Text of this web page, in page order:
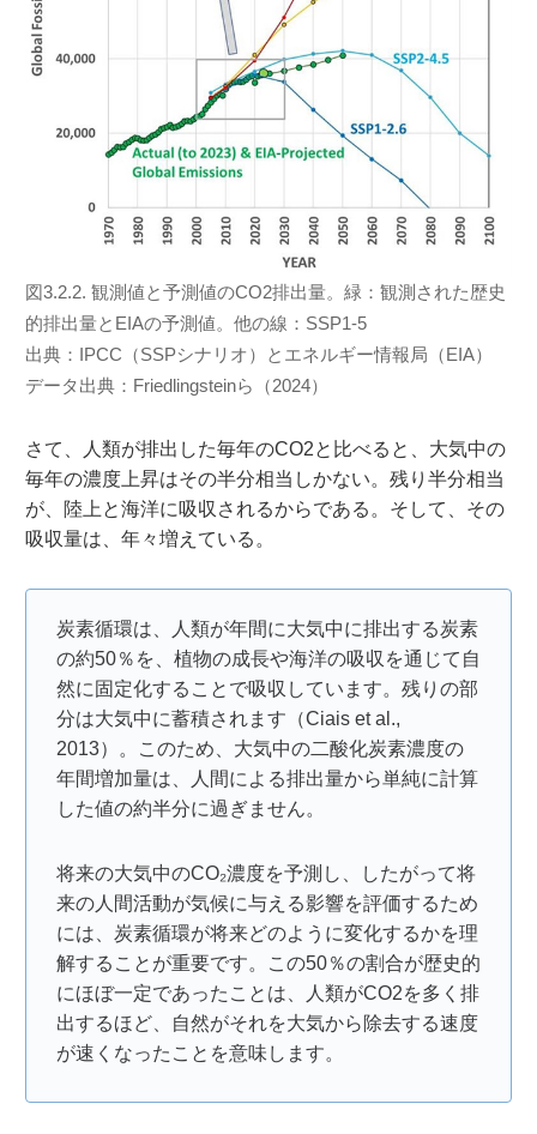
図3.2.2. 観測値と予測値のCO2排出量。緑：観測された歴史
的排出量とEIAの予測値。他の線：SSP1-5
出典：IPCC（SSPシナリオ）とエネルギー情報局（EIA）
データ出典：Friedlingsteinら（2024）
さて、人類が排出した毎年のCO2と比べると、大気中の
毎年の濃度上昇はその半分相当しかない。残り半分相当
が、陸上と海洋に吸収されるからである。そして、その
吸収量は、年々増えている。
炭素循環は、人類が年間に大気中に排出する炭素
の約50％を、植物の成長や海洋の吸収を通じて自
然に固定化することで吸収しています。残りの部
分は大気中に蓄積されます（Ciais et al.,
2013）。このため、大気中の二酸化炭素濃度の
年間増加量は、人間による排出量から単純に計算
した値の約半分に過ぎません。
将来の大気中のCO₂濃度を予測し、したがって将
来の人間活動が気候に与える影響を評価するため
には、炭素循環が将来どのように変化するかを理
解することが重要です。この50％の割合が歴史的
にほぼ一定であったことは、人類がCO2を多く排
出するほど、自然がそれを大気から除去する速度
が速くなったことを意味します。